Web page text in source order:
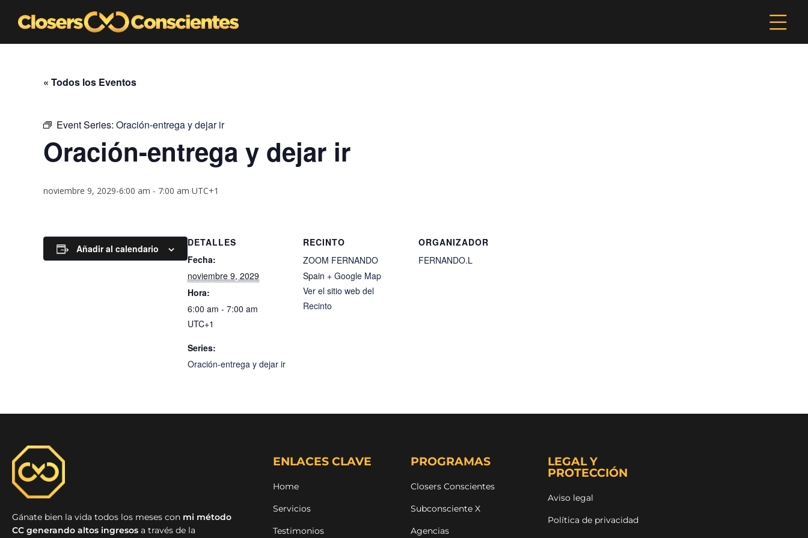
« Todos los Eventos
Event Series: Oración-entrega y dejar ir
Oración-entrega y dejar ir
noviembre 9, 2029-6:00 am - 7:00 am UTC+1
Añadir al calendario
DETALLES
Fecha:
noviembre 9, 2029
Hora:
6:00 am - 7:00 am
UTC+1
Series:
Oración-entrega y dejar ir
RECINTO
ZOOM FERNANDO
Spain + Google Map
Ver el sitio web del
Recinto
ORGANIZADOR
FERNANDO.L
Gánate bien la vida todos los meses con mi método
CC generando altos ingresos a través de la
ENLACES CLAVE
Home
Servicios
Testimonios
PROGRAMAS
Closers Conscientes
Subconsciente X
Agencias
LEGAL Y
PROTECCIÓN
Aviso legal
Política de privacidad